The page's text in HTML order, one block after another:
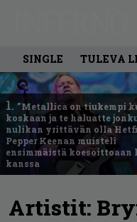
SINGLE TULEVA
1. ”Metallica on tiukempi
koskaan ja te haluatte
nulikan yrittävän olla
Pepper Keenan muisteli
ensimmäistä koesoittoaan
kanssa
Artistit: